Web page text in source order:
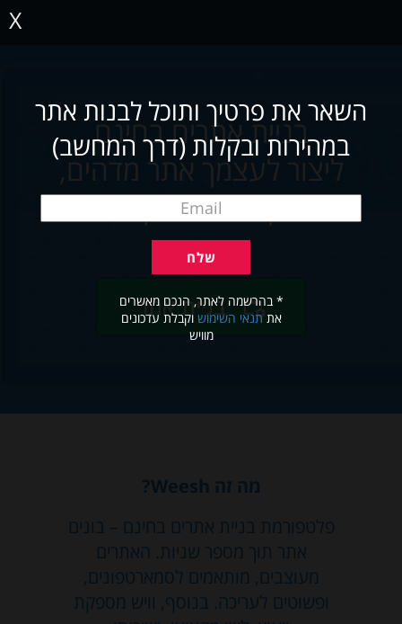
X
השאר את פרטיך ותוכל לבנות אתר
במהירות ובקלות (דרך המחשב)
* בהרשמה לאתר, הנכם מאשרים
אתתנאי השימוש וקבלת עדכונים
מוויש
בניית אתרים בחינם
ליצור לעצמך אתר מדהים,
תוך שניות ובקלות
בניית אתר
מה זה Weesh?
פלטפורמת בניית אתרים בחינם – בונים
אתר תוך מספר שניות. האתרים
מעוצבים, מותאמים לסמארטפונים,
ופשוטים לעריכה. בנוסף, וויש מספקת